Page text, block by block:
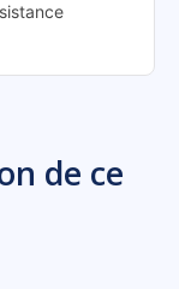
de ce